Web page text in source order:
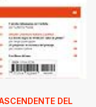
DEL